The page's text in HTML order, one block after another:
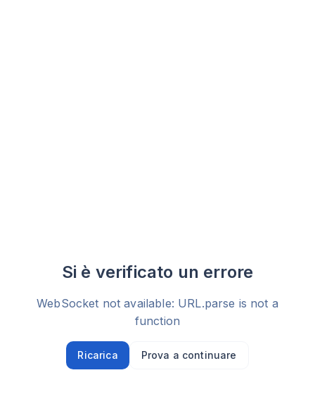
Si è verificato un errore
WebSocket not available: URL.parse is not a
function
Ricarica Prova a continuare